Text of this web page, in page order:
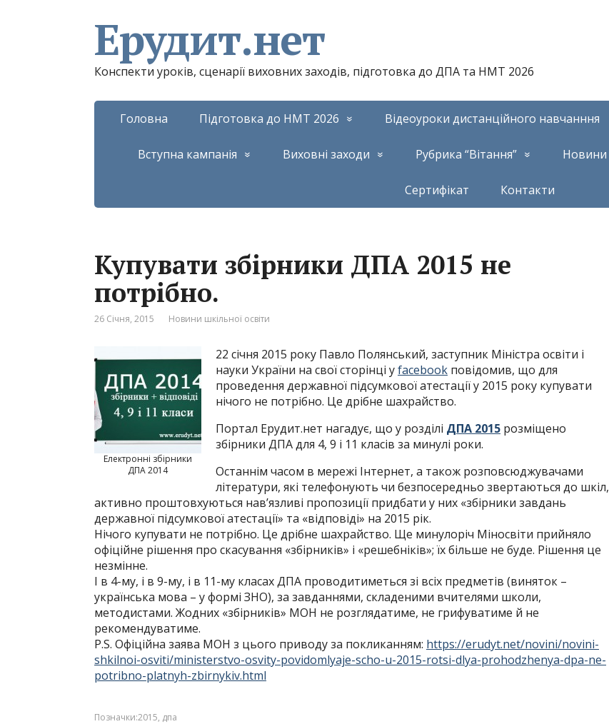
Ерудит.нет
Конспекти уроків, сценарії виховних заходів, підготовка до ДПА та НМТ 2026
Головна Підготовка до НМТ 2026 Відеоуроки дистанційного навчанння
Вступна кампанія Виховні заходи Рубрика “Вітання” Новини
Сертифікат Контакти
Купувати збірники ДПА 2015 не
потрібно.
26 Січня, 2015 Новини шкільної освіти
Електронні збірники
ДПА 2014
22 січня 2015 року Павло Полянський, заступник Міністра освіти і
науки України на свої сторінці уfacebook повідомив, що для
проведення державної підсумкової атестації у 2015 року купувати
нічого не потрібно. Це дрібне шахрайство.
Портал Ерудит.нет нагадує, що у розділі ДПА 2015 розміщено
збірники ДПА для 4, 9 і 11 класів за минулі роки.
Останнім часом в мережі Інтернет, а також розповсюджувачами
літератури, які телефонують чи безпосередньо звертаються до шкіл,
активно проштовхуються нав’язливі пропозиції придбати у них «збірники завдань
державної підсумкової атестації» та «відповіді» на 2015 рік.
Нічого купувати не потрібно. Це дрібне шахрайство. Ще минулоріч Міносвіти прийняло
офіційне рішення про скасування «збірників» і «решебніків»; їх більше не буде. Рішення це
незмінне.
І в 4-му, і в 9-му, і в 11-му класах ДПА проводитиметься зі всіх предметів (виняток –
українська мова – у формі ЗНО), за завданнями, складеними вчителями школи,
методистами. Жодних «збірників» МОН не розглядатиме, не грифуватиме й не
рекомендуватиме.
Р.S. Офіційна заява МОН з цього приводу за покликанням: https://erudyt.net/novini/novini-
shkilnoi-osviti/ministerstvo-osvity-povidomlyaje-scho-u-2015-rotsi-dlya-prohodzhenya-dpa-ne-
potribno-platnyh-zbirnykiv.html
Позначки:2015, дпа